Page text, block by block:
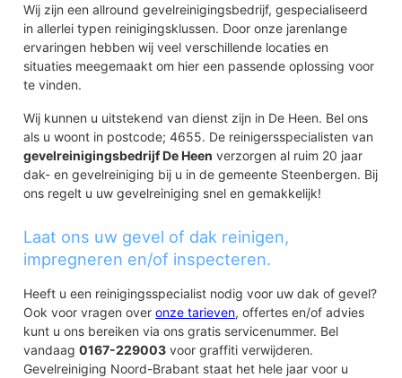
Wij zijn een allround gevelreinigingsbedrijf, gespecialiseerd
in allerlei typen reinigingsklussen. Door onze jarenlange
ervaringen hebben wij veel verschillende locaties en
situaties meegemaakt om hier een passende oplossing voor
te vinden.
Wij kunnen u uitstekend van dienst zijn in De Heen. Bel ons
als u woont in postcode; 4655. De reinigersspecialisten van
gevelreinigingsbedrijf De Heen verzorgen al ruim 20 jaar
dak- en gevelreiniging bij u in de gemeente Steenbergen. Bij
ons regelt u uw gevelreiniging snel en gemakkelijk!
Laat ons uw gevel of dak reinigen,
impregneren en/of inspecteren.
Heeft u een reinigingsspecialist nodig voor uw dak of gevel?
Ook voor vragen overonze tarieven, offertes en/of advies
kunt u ons bereiken via ons gratis servicenummer. Bel
vandaag0167-229003 voor graffiti verwijderen.
Gevelreiniging Noord-Brabant staat het hele jaar voor u